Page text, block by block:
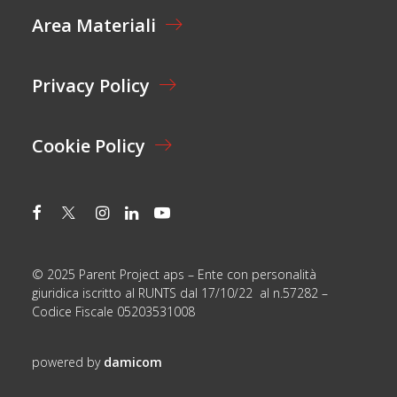
*
Area Materiali
Privacy Policy
Cookie Policy
© 2025 Parent Project aps – Ente con personalità
giuridica iscritto al RUNTS dal 17/10/22 al n.57282 –
Codice Fiscale 05203531008
powered by damicom